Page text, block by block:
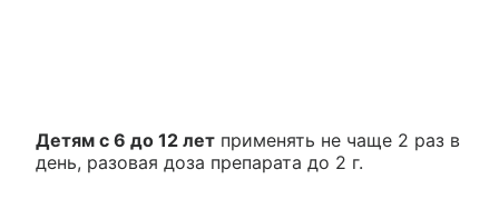
Детям с 6 до 12 лет применять не чаще 2 раз в
день, разовая доза препарата до 2 г.